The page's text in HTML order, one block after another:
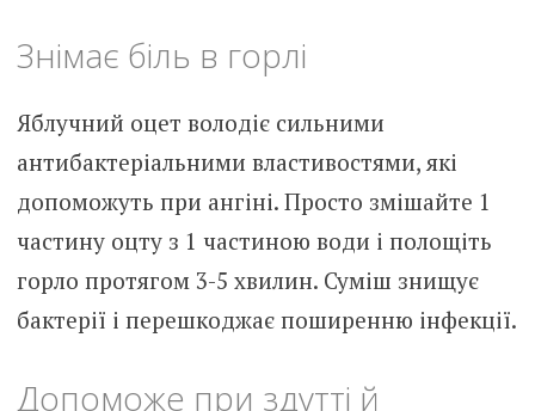
Знімає біль в горлі
Яблучний оцет володіє сильними
антибактеріальними властивостями, які
допоможуть при ангіні. Просто змішайте 1
частину оцту з 1 частиною води і полощіть
горло протягом 3-5 хвилин. Суміш знищує
бактерії і перешкоджає поширенню інфекції.
Допоможе при здутті й